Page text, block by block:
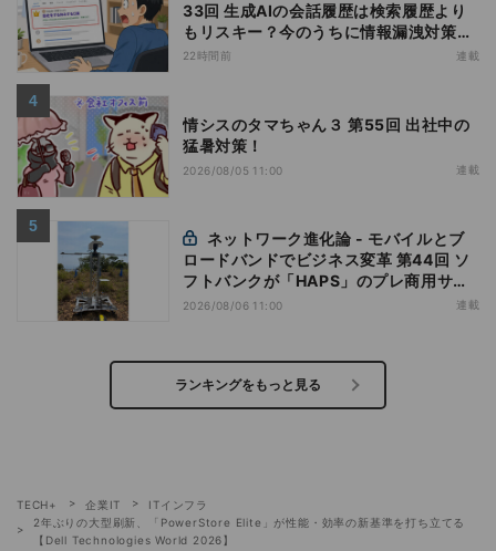
33回 生成AIの会話履歴は検索履歴より
もリスキー？今のうちに情報漏洩対策を
万全にしておこう
22時間前 連載
情シスのタマちゃん３ 第55回 出社中の
猛暑対策！
2026/08/05 11:00 連載
ロードバンドでビジネス変革 第44回 ソ
フトバンクが「HAPS」のプレ商用サー
ビス開始を表明、本格的な商用展開のめ
2026/08/06 11:00 連載
ランキングをもっと見る
TECH+ 企業IT
ITインフラ
2年ぶりの大型刷新、「PowerStore Elite」が性能・効率の新基準を打ち立てる
【Dell Technologies World 2026】